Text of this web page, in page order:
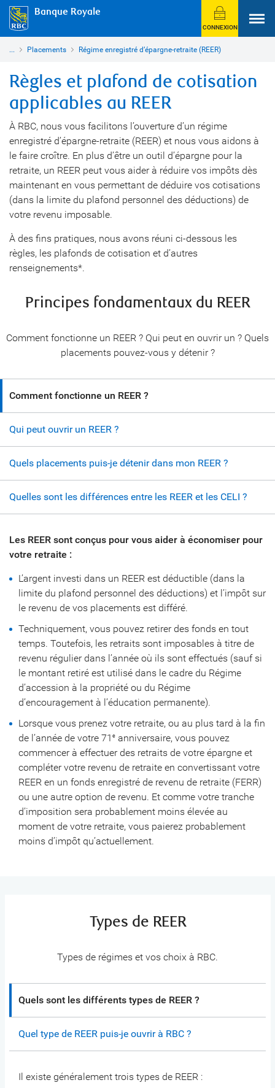
Banque Royale
CONNEXION
... Placements Régime enregistré d’épargne-retraite (REER)
Règles et plafond de cotisation
applicables au REER
À RBC, nous vous facilitons l’ouverture d’un régime
enregistré d’épargne-retraite (REER) et nous vous aidons à
le faire croître. En plus d’être un outil d’épargne pour la
retraite, un REER peut vous aider à réduire vos impôts dès
maintenant en vous permettant de déduire vos cotisations
(dans la limite du plafond personnel des déductions) de
votre revenu imposable.
À des fins pratiques, nous avons réuni ci-dessous les
règles, les plafonds de cotisation et d’autres
renseignements*.
Principes fondamentaux du REER
Comment fonctionne un REER ? Qui peut en ouvrir un ? Quels
placements pouvez-vous y détenir ?
Comment fonctionne un REER ?
Qui peut ouvrir un REER ?
Quels placements puis-je détenir dans mon REER ?
Quelles sont les différences entre les REER et les CELI ?
Les REER sont conçus pour vous aider à économiser pour
votre retraite :
L’argent investi dans un REER est déductible (dans la
limite du plafond personnel des déductions) et l’impôt sur
le revenu de vos placements est différé.
Techniquement, vous pouvez retirer des fonds en tout
temps. Toutefois, les retraits sont imposables à titre de
revenu régulier dans l’année où ils sont effectués (sauf si
le montant retiré est utilisé dans le cadre du Régime
d’accession à la propriété ou du Régime
d’encouragement à l’éducation permanente).
Lorsque vous prenez votre retraite, ou au plus tard à la fin
de l’année de votre 71 e anniversaire, vous pouvez
commencer à effectuer des retraits de votre épargne et
compléter votre revenu de retraite en convertissant votre
REER en un fonds enregistré de revenu de retraite (FERR)
ou une autre option de revenu. Et comme votre tranche
d’imposition sera probablement moins élevée au
moment de votre retraite, vous paierez probablement
moins d’impôt qu’actuellement.
Types de REER
Types de régimes et vos choix à RBC.
Quels sont les différents types de REER ?
Quel type de REER puis-je ouvrir à RBC ?
Il existe généralement trois types de REER :